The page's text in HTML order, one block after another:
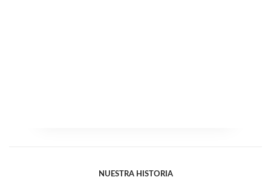
NUESTRA HISTORIA